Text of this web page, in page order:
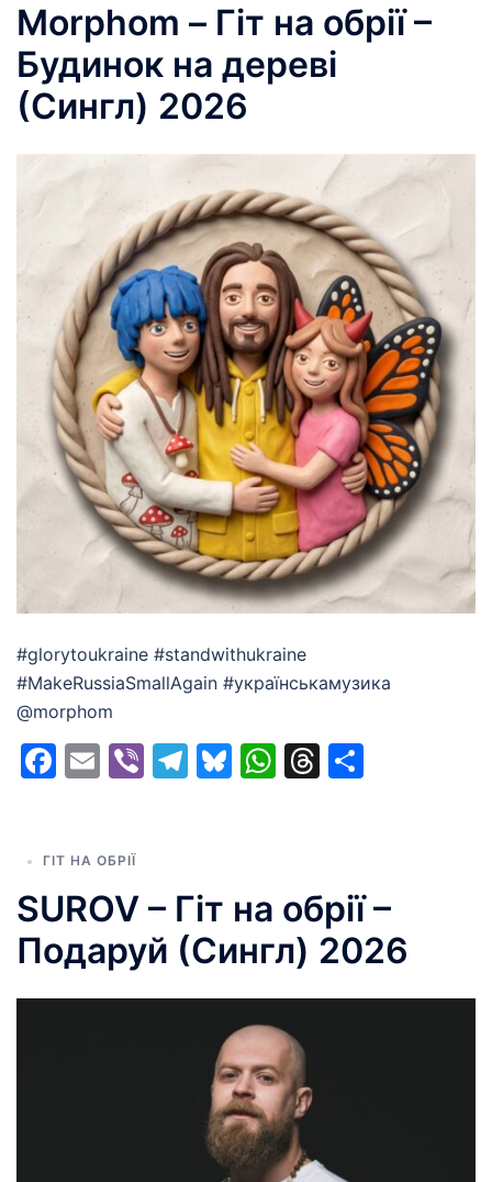
Morphom – Гіт на обрії –
Будинок на дереві
(Сингл) 2026
#glorytoukraine #standwithukraine
#MakeRussiaSmallAgain #українськамузика
@morphom
Facebook
EmailViberTelegram
Bluesky
WhatsApp
Threads
ГІТ НА ОБРІЇ
SUROV – Гіт на обрії –
Подаруй (Сингл) 2026